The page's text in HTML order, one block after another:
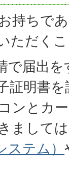
持ちで
ただく
で届出
証明書
ンとカ
まして
ステム）